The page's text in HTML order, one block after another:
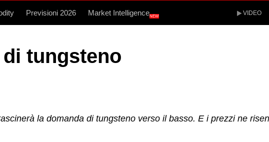
Previsioni 2026 Market IntelligenceNEW VIDEO
tungsteno
la domanda di tungsteno verso il basso. E i prezzi ne